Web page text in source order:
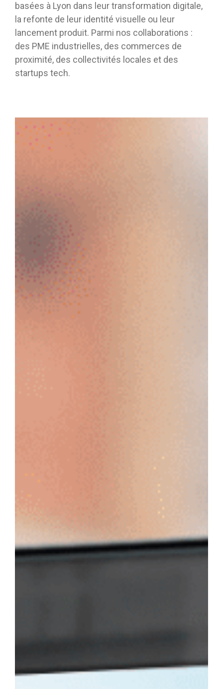
basées à Lyon dans leur transformation digitale,
la refonte de leur identité visuelle ou leur
lancement produit. Parmi nos collaborations :
des PME industrielles, des commerces de
proximité, des collectivités locales et des
startups tech.